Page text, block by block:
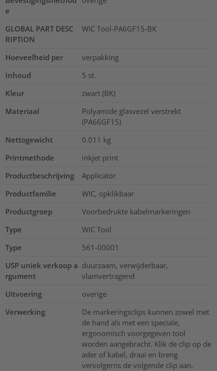
e
GLOBAL PART DESC
RIPTION
WIC Tool-PA6GF15-BK
Hoeveelheid per
verpakking
Inhoud
5 st.
Kleur
zwart (BK)
Materiaal
Polyamide glasvezel verstrekt
(PA66GF15)
Nettogewicht
0.011 kg
Printmethode
inkjet print
Productbeschrijving
Applicator
Productfamilie
WIC, opklikbaar
Productgroep
Voorbedrukte kabelmarkeringen
Type
WIC Tool
Type
561-00001
USP uniek verkoop a
rgument
duurzaam, verwijderbaar,
vlamvertragend
Uitvoering
overige
Verwerking
De markeringsclips kunnen zowel met
de hand als met een speciale,
ergonomisch voorgegeven tool
worden aangebracht. Klik de clip op de
ader of kabel, draai en breng
vervolgerns de volgende clip aan.